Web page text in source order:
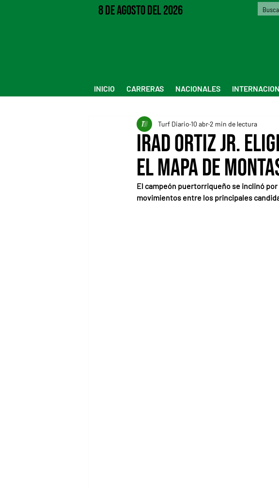
8 de Agosto del 2026
INICIO CARRERAS NACIONALES
Irad Ortiz Jr.
el mapa de
Turf Diario 10 abr2 min de lectura
El campeón puertorriqueño se inclinó por
movimientos entre los principales